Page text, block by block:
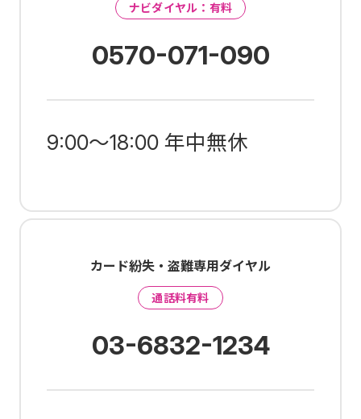
ナビダイヤル：有料
0570-071-090
9:00～18:00 年中無休
カード紛失・盗難専用ダイヤル
通話料有料
03-6832-1234